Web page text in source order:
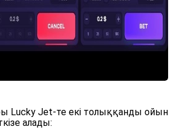
Lucky Jet-те екі толыққанды ойын
алады: